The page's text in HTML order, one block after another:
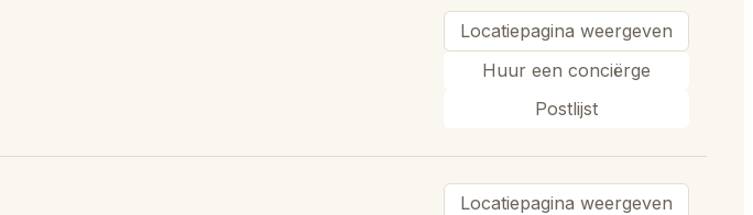
Locatiepagina weergeven
Huur een conciërge
Postlijst
Locatiepagina weergeven